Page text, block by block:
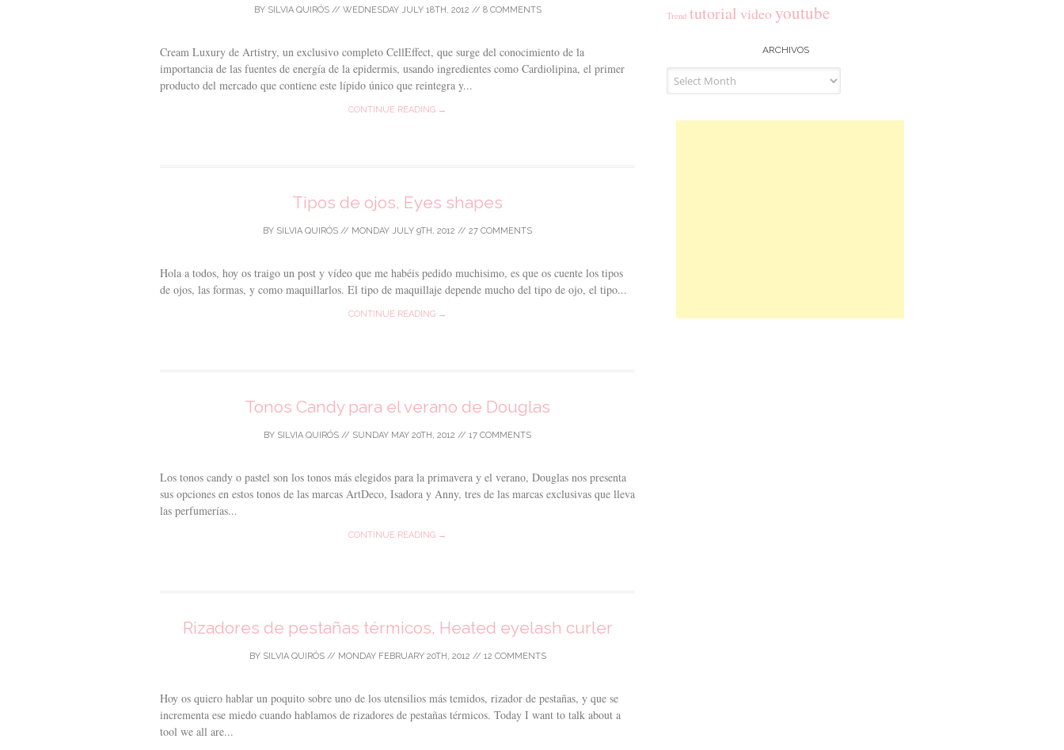
BY SILVIA QUIRÓS// WEDNESDAY JULY 18TH, 2012 // 8 COMMENTS
Cream Luxury de Artistry, un exclusivo completo CellEffect, que surge del conocimiento de la
importancia de las fuentes de energía de la epidermis, usando ingredientes como Cardiolipina, el primer
producto del mercado que contiene este lípido único que reintegra y...
CONTINUE READING →
Tipos de ojos, Eyes shapes
BY SILVIA QUIRÓS // MONDAY JULY 9TH, 2012 // 27 COMMENTS
Hola a todos, hoy os traigo un post y vídeo que me habéis pedido muchisimo, es que os cuente los tipos
de ojos, las formas, y como maquillarlos. El tipo de maquillaje depende mucho del tipo de ojo, el tipo...
CONTINUE READING →
Tonos Candy para el verano de Douglas
BY SILVIA QUIRÓS // SUNDAY MAY 20TH, 2012 // 17 COMMENTS
Los tonos candy o pastel son los tonos más elegidos para la primavera y el verano, Douglas nos presenta
sus opciones en estos tonos de las marcas ArtDeco, Isadora y Anny, tres de las marcas exclusivas que lleva
las perfumerías...
CONTINUE READING →
Rizadores de pestañas térmicos, Heated eyelash curler
BY SILVIA QUIRÓS// MONDAY FEBRUARY 20TH, 2012 // 12 COMMENTS
Hoy os quiero hablar un poquito sobre uno de los utensilios más temidos, rizador de pestañas, y que se
incrementa ese miedo cuando hablamos de rizadores de pestañas térmicos. Today I want to talk about a
tool we all are...
Trend tutorial videoyoutube
ARCHIVOS
Archivos